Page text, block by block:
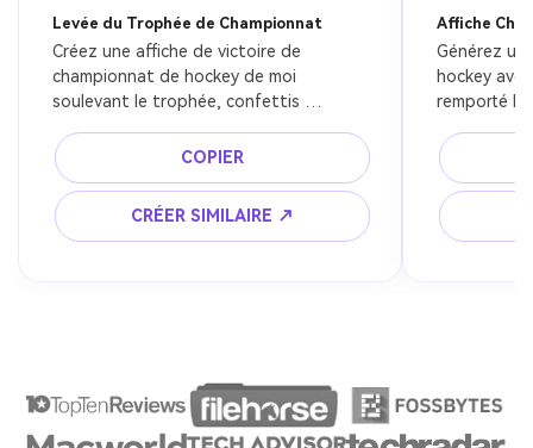
Levée du Trophée de Championnat
Créez une affiche de victoire de
championnat de hockey de moi
soulevant le trophée, confettis
émotionnelle, arène bondée,
photographie sportive
cinématographique premium, reflets de
glace partout.
COPIER
CRÉER SIMILAIRE ↗
Affiche
Générez
hockey
remporté le
explosive,
d'affiche
énergie.